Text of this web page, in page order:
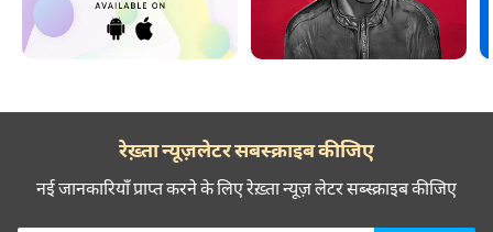
रेख़्ता न्यूज़लेटर सबस्क्राइब कीजिए
नई जानकारियाँ प्राप्त करने के लिए रेख़्ता न्यूज़ लेटर सब्स्क्राइब कीजिए